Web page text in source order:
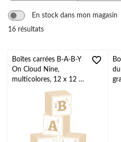
En stock dans mon magasin
16 résultats
Boîtes carrées B-A-B-Y
On Cloud Nine,
multicolores, 12 x 12 x
12 po, paq. 4, pour fête
prénatale/dévoilement
du sexe/anniversaire